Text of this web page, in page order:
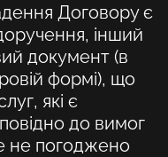
Договору є
інший
документ (в
формі), що
які є
до вимог
не погоджено